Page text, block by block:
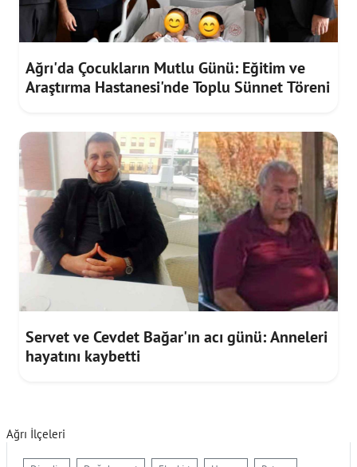
Ağrı'da Çocukların Mutlu Günü: Eğitim ve
Araştırma Hastanesi'nde Toplu Sünnet Töreni
Servet ve Cevdet Bağar'ın acı günü: Anneleri
hayatını kaybetti
Ağrı İlçeleri